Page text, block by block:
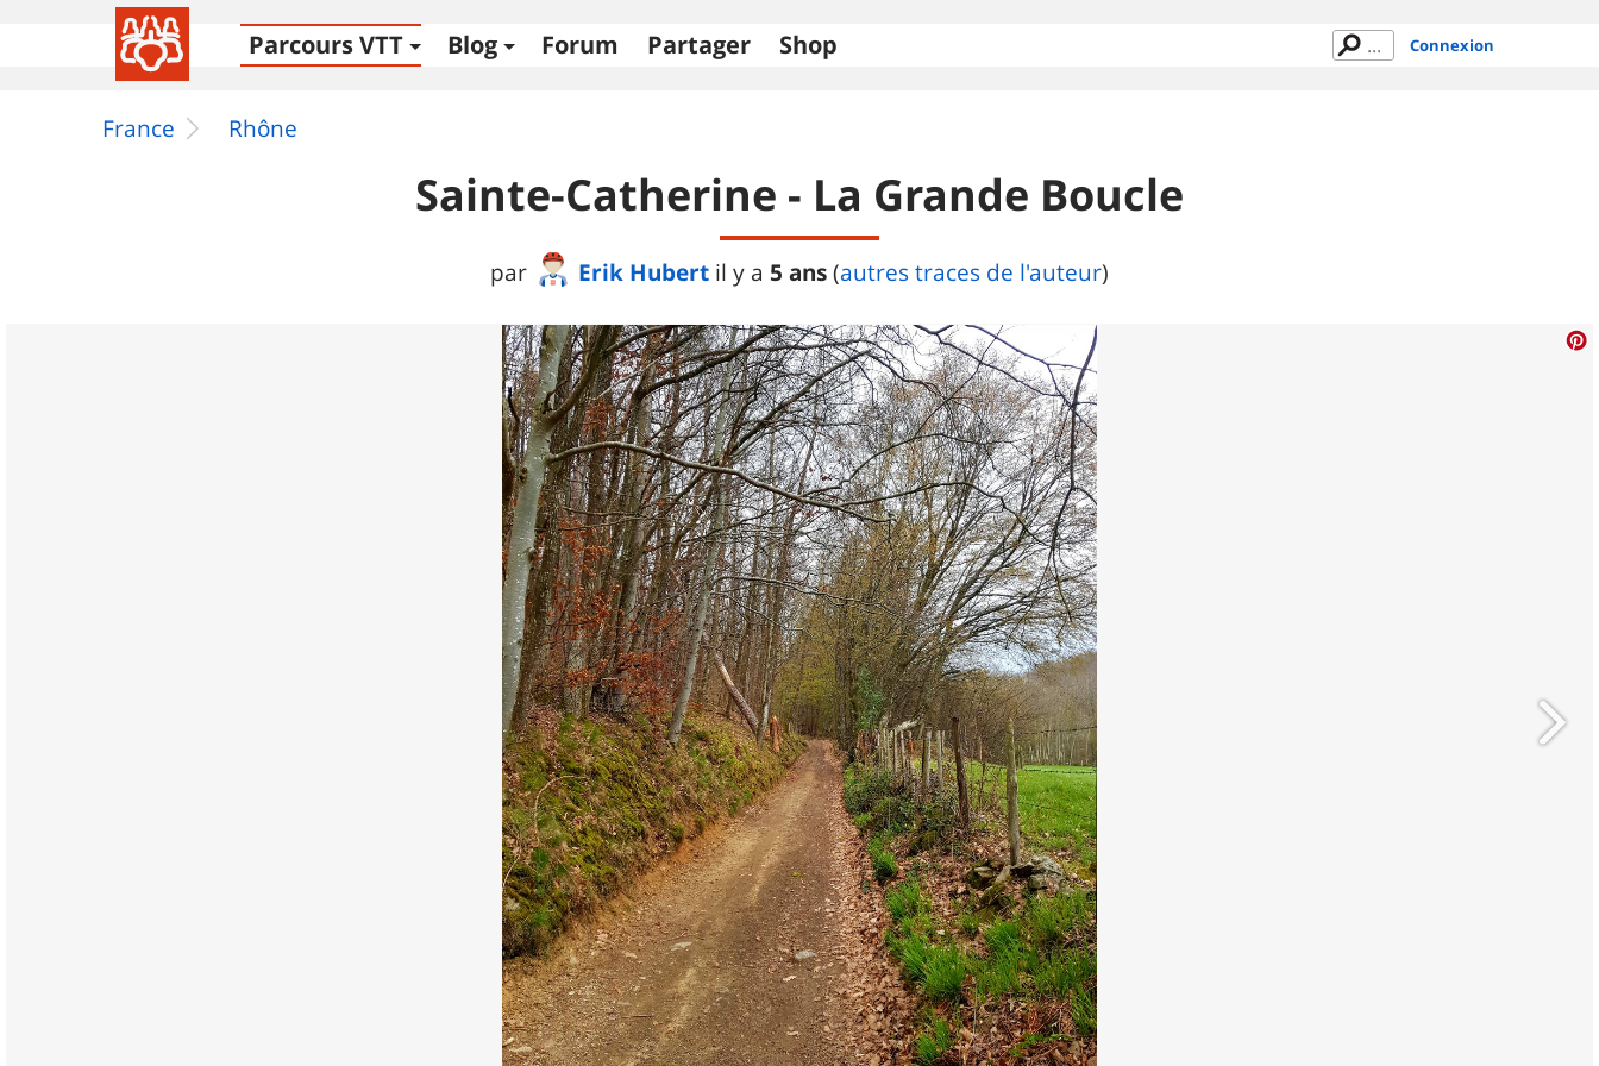
Parcours VTT Blog Forum Partager Shop Connexion
France Rhône
Sainte-Catherine - La Grande Boucle
par Erik Hubert il y a 5 ans(autres traces de l'auteur)